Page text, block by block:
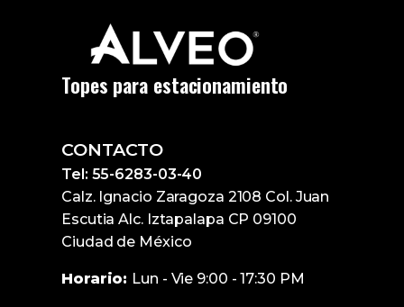
Topes para estacionamiento
CONTACTO
Tel: 55-6283-03-40
Calz. Ignacio Zaragoza 2108 Col. Juan
Escutia Alc. Iztapalapa CP 09100
Ciudad de México
Horario: Lun - Vie 9:00 - 17:30 PM